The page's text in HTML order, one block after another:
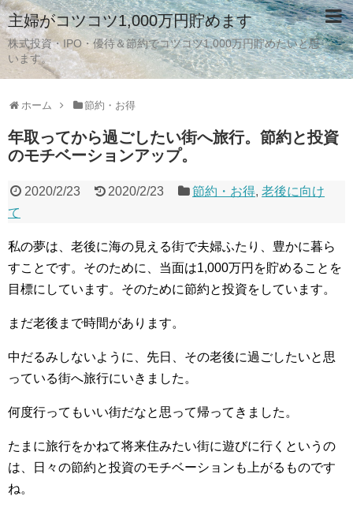
主婦がコツコツ1,000万円貯めます
株式投資・IPO・優待＆節約でコツコツ1,000万円貯めたいと思
います。
ホーム 節約・お得
年取ってから過ごしたい街へ旅行。節約と投資
のモチベーションアップ。
2020/2/23 2020/2/23 節約・お得,老後に向け
て
私の夢は、老後に海の見える街で夫婦ふたり、豊かに暮ら
すことです。そのために、当面は1,000万円を貯めることを
目標にしています。そのために節約と投資をしています。
まだ老後まで時間があります。
中だるみしないように、先日、その老後に過ごしたいと思
っている街へ旅行にいきました。
何度行ってもいい街だなと思って帰ってきました。
たまに旅行をかねて将来住みたい街に遊びに行くというの
は、日々の節約と投資のモチベーションも上がるものです
ね。